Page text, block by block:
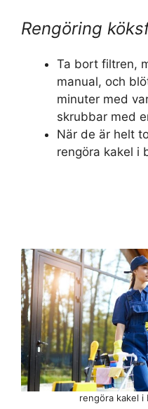
Rengöring
Ta bort filtren,
manual, och
minuter med
skrubbar med
När de är helt
rengöra kakel i
rengöra kakel i